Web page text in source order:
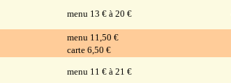
menu 13 € à 20 €
menu 11,50 €
carte 6,50 €
menu 11 € à 21 €